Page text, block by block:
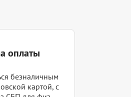
оплаты
безналичным
картой, с